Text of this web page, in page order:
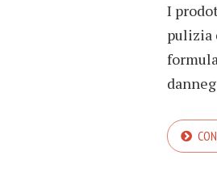
I
pulizia